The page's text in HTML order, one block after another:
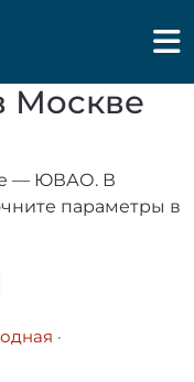
Москве
— ЮВАО. В
параметры в
·